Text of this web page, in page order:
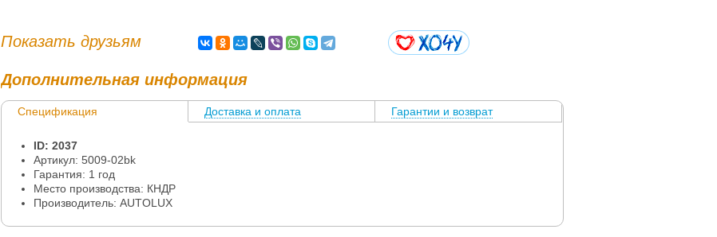
Показать друзьям
Дополнительная информация
Спецификация Доставка и оплата
Гарантии и возврат
ID: 2037
Артикул: 5009-02bk
Гарантия: 1 год
Место производства: КНДР
Производитель: AUTOLUX